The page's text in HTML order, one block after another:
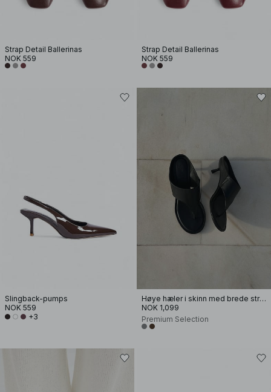
Strap Detail Ballerinas
NOK 559
Strap Detail Ballerinas
NOK 559
Slingback-pumps
NOK 559
+3
Høye hæler i skinn med brede stropper
NOK 1,099
Premium Selection